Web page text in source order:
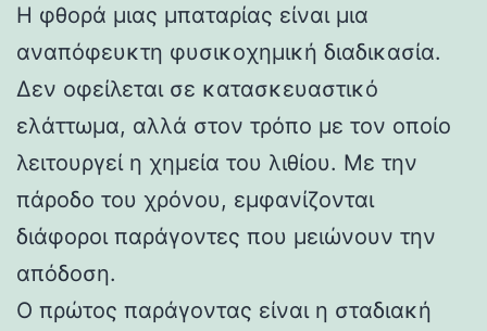
Η φθορά μιας μπαταρίας είναι μια
αναπόφευκτη φυσικοχημική διαδικασία.
Δεν οφείλεται σε κατασκευαστικό
ελάττωμα, αλλά στον τρόπο με τον οποίο
λειτουργεί η χημεία του λιθίου. Με την
πάροδο του χρόνου, εμφανίζονται
διάφοροι παράγοντες που μειώνουν την
απόδοση.
Ο πρώτος παράγοντας είναι η σταδιακή